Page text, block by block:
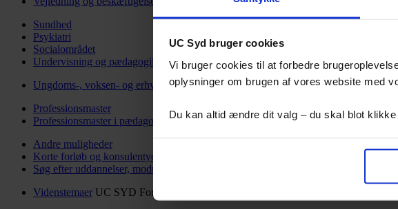
UC Syd bruger cookies
Vi bruger cookies til at forbedre
oplysninger om brugen af vores website med
Du kan altid ændre dit valg – du skal blot
Sundhed
Psykiatri
Socialområdet
Undervisning og pædagogik
Ungdoms-, voksen- og erhvervspædagogik
Professionsmaster
Professionsmaster i pædagogisk-psykologisk rådgivning
Andre muligheder
Korte forløb og konsulentydelser
Søg efter uddannelser, moduler m.m.
Videnstemaer UC SYD Forskning sætter fokus på særlige videnstemaer. Mød